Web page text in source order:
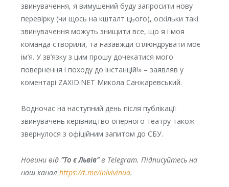
звинувачення, я вимушений буду запросити нову
перевірку (чи щось на кшталт цього), оскільки такі
звинувачення можуть знищити все, що я і моя
команда створили, та назавжди сплюндрувати моє
ім’я. У зв’язку з цим прошу дочекатися мого
повернення і походу до інстанцій!» – заявляв у
коментарі ZAXID.NET Микола Санжаревський.
Водночас на наступний день після публікації
звинувачень керівництво оперного театру також
звернулося з офіційним запитом до СБУ.
Новини від "То є Львів"в Telegram. Підписуйтесь на
наш канал https://t.me/inlvivinua.